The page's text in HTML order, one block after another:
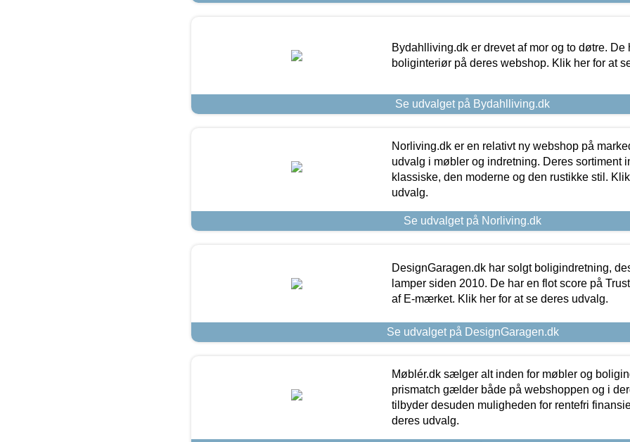
Bydahlliving.dk er drevet af mor og to døtre. De
boliginteriør på deres webshop. Klik her for at
Se udvalget på Bydahlliving.dk
Norliving.dk er en relativt ny webshop på
udvalg i møbler og indretning. Deres sortiment
klassiske, den moderne og den rustikke stil.
udvalg.
Se udvalget på Norliving.dk
DesignGaragen.dk har solgt boligindretning,
lamper siden 2010. De har en flot score på
af E-mærket. Klik her for at se deres udvalg.
Se udvalget på DesignGaragen.dk
Møblér.dk sælger alt inden for møbler og
prismatch gælder både på webshoppen og i
tilbyder desuden muligheden for rentefri
deres udvalg.